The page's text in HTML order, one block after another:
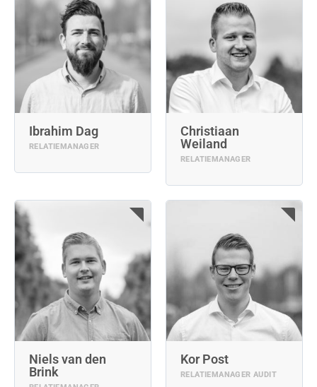
Ibrahim Dag
RELATIEMANAGER
Christiaan
Weiland
RELATIEMANAGER
Niels van den
Brink
Kor Post
RELATIEMANAGER AUDIT